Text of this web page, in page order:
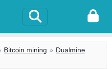
Bitcoin mining
Dualmine